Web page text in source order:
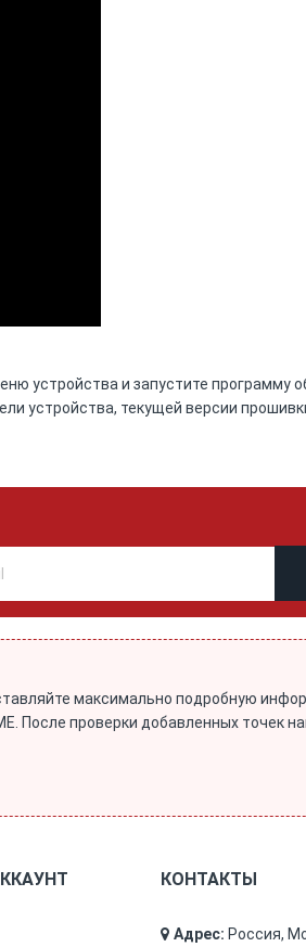
устройства и запустите программу
устройства, текущей версии
максимально подробную
После проверки добавленных точек
КОНТАКТЫ
Адрес: Россия,